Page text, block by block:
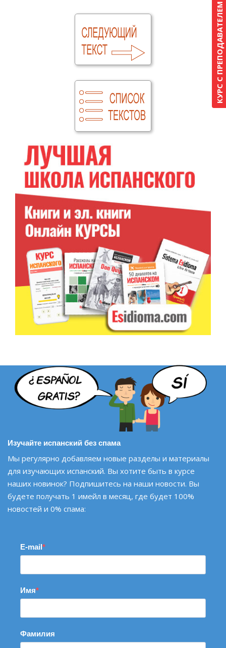
КУРС С ПРЕПОДАВАТЕЛЕМ
Изучайте испанский без спама
Мы регулярно добавляем новые разделы и материалы
для изучающих испанский. Вы хотите быть в курсе
наших новинок? Подпишитесь на наши новости. Вы
будете получать 1 имейл в месяц, где будет 100%
новостей и 0% спама:
E-mail
Имя
Фамилия